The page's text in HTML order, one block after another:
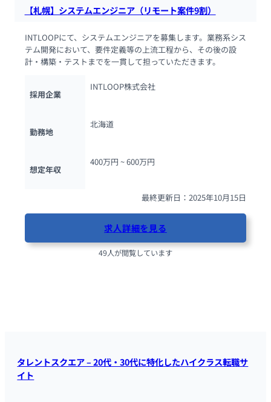
【札幌】システムエンジニア（リモート案件9割）
INTLOOPにて、システムエンジニアを募集します。業務系シス
テム開発において、要件定義等の上流工程から、その後の設
計・構築・テストまでを一貫して担っていただきます。
採用企業
INTLOOP株式会社
勤務地
北海道
想定年収
400万円 ~ 600万円
最終更新日：2025年10月15日
求人詳細を見る
49人が閲覧しています
タレントスクエア – 20代・30代に特化したハイクラス転職サ
イト